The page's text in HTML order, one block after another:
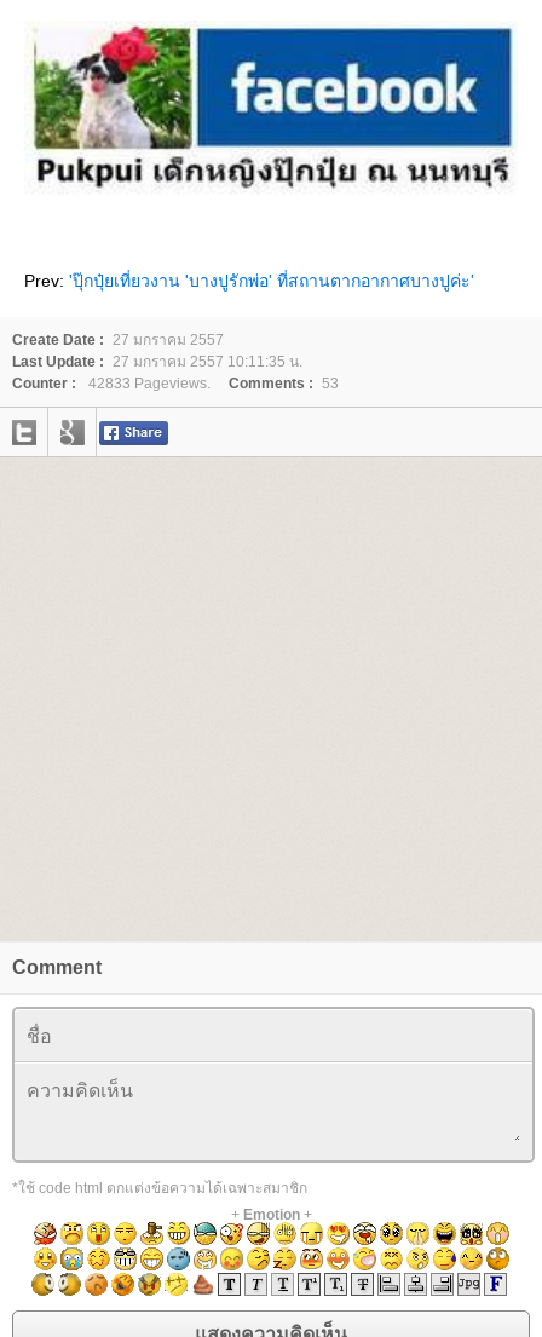
Prev: 'ปุ๊กปุ๋ยเที่ยวงาน 'บางปูรักพ่อ' ที่สถานตากอากาศบางปูค่ะ'
Create Date :
27 มกราคม 2557
Last Update :
27 มกราคม 2557 10:11:35 น.
Counter :
42833 Pageviews. Comments : 53
Comment
*ใช้ code html ตกแต่งข้อความได้เฉพาะสมาชิก
+ Emotion+